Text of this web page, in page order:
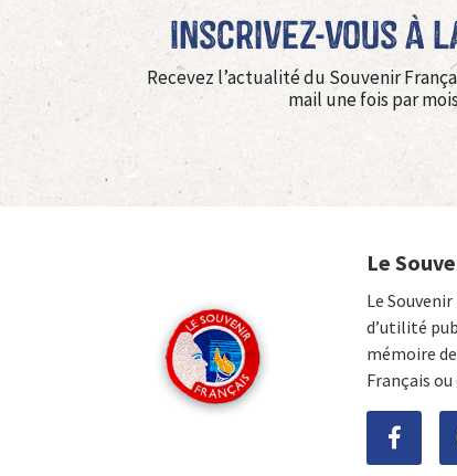
Inscrivez-vous à
Recevez l’actualité du Souvenir
mail une fois par
Le
Le
d’utilité
mémoire
Français